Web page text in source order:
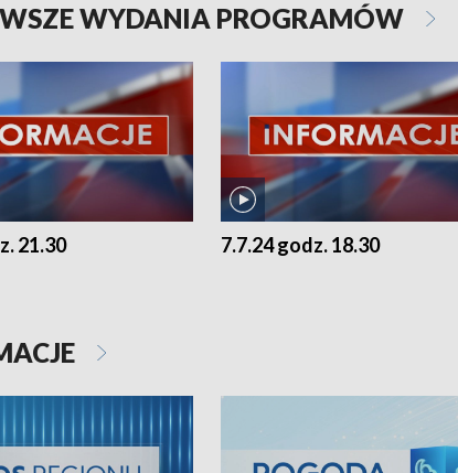
WYDANIA PROGRAMÓW
21.30 7.7.24 godz. 18.30